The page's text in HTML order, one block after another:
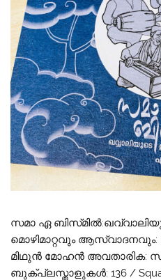
സമാ ഏ
മൊഴിമാറ്റവും
മിഥുൻ മോഹൻ അവതാരിക:
ബുക്പ്ലസ്താളുകൾ: 136 /